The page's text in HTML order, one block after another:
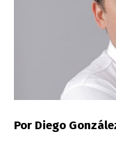
Por Diego